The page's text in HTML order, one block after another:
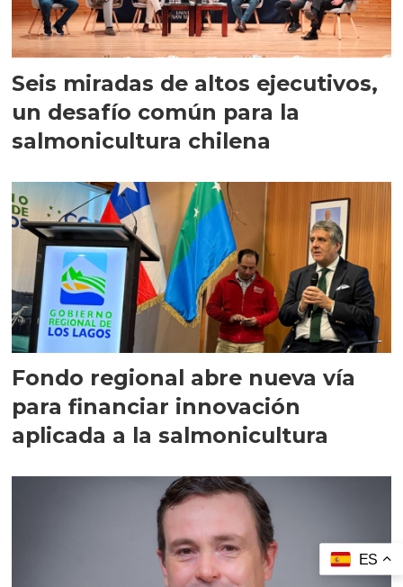
Seis miradas de altos ejecutivos,
un desafío común para la
salmonicultura chilena
Fondo regional abre nueva vía
para financiar innovación
aplicada a la salmonicultura
ES